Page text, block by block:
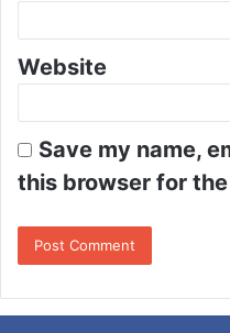
Website
Save my name,
this browser for